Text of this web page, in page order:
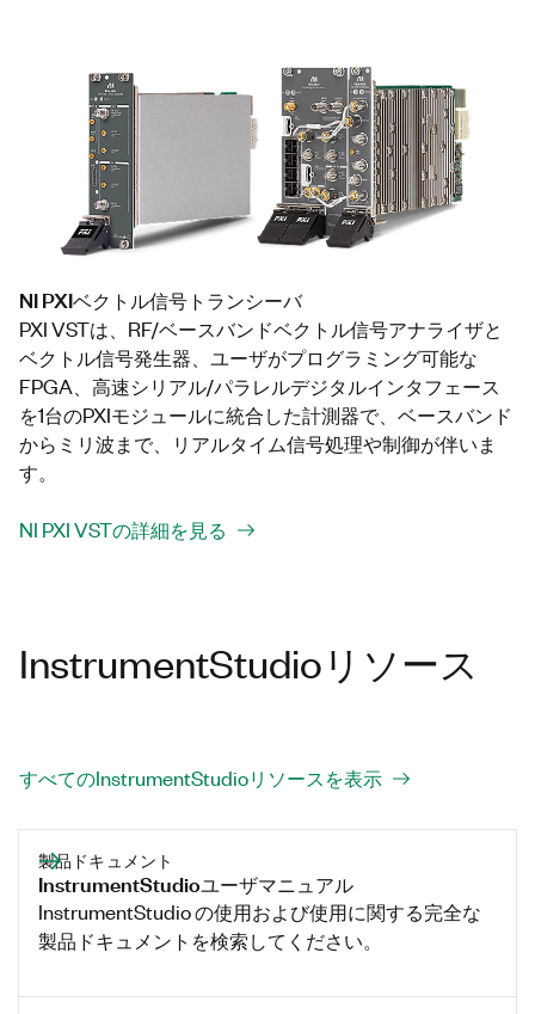
NI PXIベクトル信号トランシーバ
PXI VSTは、RF/ベースバンドベクトル信号アナライザと
ベクトル信号発生器、ユーザがプログラミング可能な
FPGA、高速シリアル/パラレルデジタルインタフェース
を1台のPXIモジュールに統合した計測器で、ベースバンド
からミリ波まで、リアルタイム信号処理や制御が伴いま
す。
NI PXI VSTの詳細を見る
InstrumentStudioリソース
すべてのInstrumentStudioリソースを表示
製品ドキュメント
InstrumentStudioユーザマニュアル
InstrumentStudio の使用および使用に関する完全な
製品ドキュメントを検索してください。